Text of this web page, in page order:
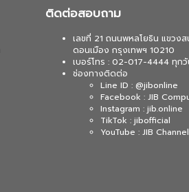
ติดต่อสอบถาม
เลขที่ 21 ถนนพหลโยธิน แขวงส
ดอนเมือง กรุงเทพฯ 10210
เบอร์โทร : 02-017-4444 ทุก
ช่องทางติดต่อ
Line ID : @jibonline
Facebook : JIB
Instagram : jib.online
TikTok : jibofficial
YouTube : JIB Channel